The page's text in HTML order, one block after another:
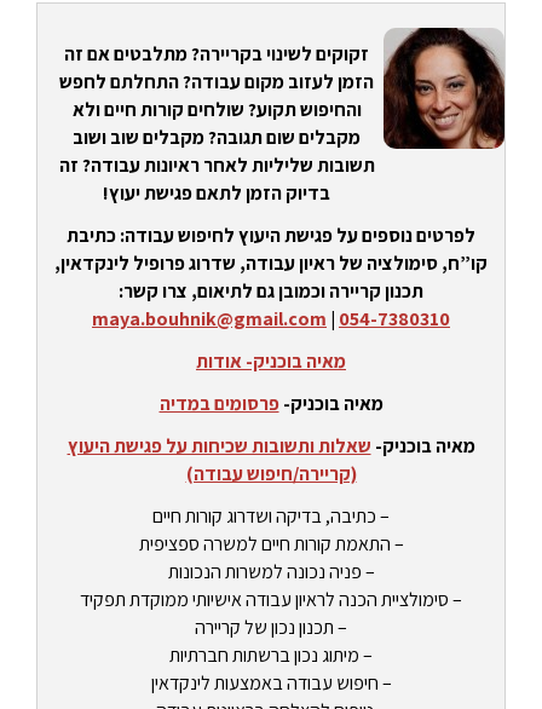
זקוקים לשינוי בקריירה? מתלבטים אם זה
הזמן לעזוב מקום עבודה? התחלתם לחפש
והחיפוש תקוע? שולחים קורות חיים ולא
מקבלים שום תגובה? מקבלים שוב ושוב
תשובות שליליות לאחר ראיונות עבודה? זה
בדיוק הזמן לתאם פגישת יעוץ!
לפרטים נוספים על פגישת היעוץ לחיפוש עבודה: כתיבת
קו”ח, סימולציה של ראיון עבודה, שדרוג פרופיל לינקדאין,
תכנון קריירה וכמובן גם לתיאום, צרו קשר:
054-7380310
|
maya.bouhnik@gmail.com
מאיה בוכניק- אודות
מאיה בוכניק-פרסומים במדיה
מאיה בוכניק- שאלות ותשובות שכיחות על פגישת היעוץ
(קריירה/חיפוש עבודה)
– כתיבה, בדיקה ושדרוג קורות חיים
– התאמת קורות חיים למשרה ספציפית
– פניה נכונה למשרות הנכונות
– סימולציית הכנה לראיון עבודה אישיותי ממוקדת תפקיד
– תכנון נכון של קריירה
– מיתוג נכון ברשתות חברתיות
– חיפוש עבודה באמצעות לינקדאין